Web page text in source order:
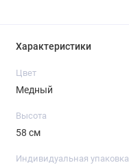
Характеристики
Цвет
Медный
Высота
58 см
Индивидуальная упаковка